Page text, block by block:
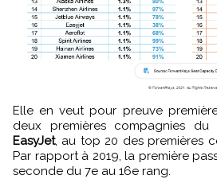
Elle en veut pour preuve première la dégringolade des
deux premières compagnies du
EasyJet, au top 20 des premières
Par rapport à 2019, la première
seconde du 7e au 16e rang.